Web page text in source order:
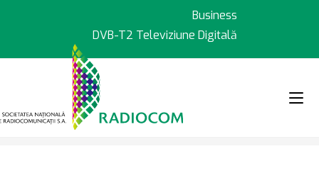
Business
DVB-T2 Televiziune Digitală
> Știri